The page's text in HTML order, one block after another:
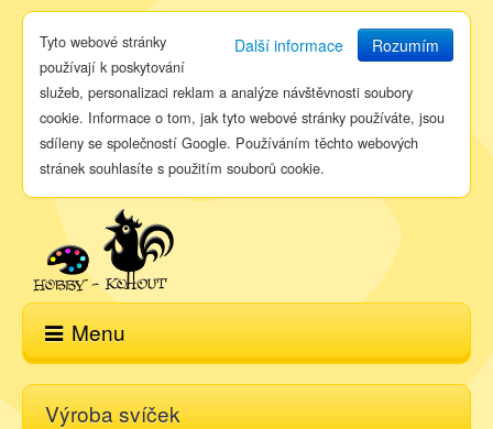
Další informace Rozumím
Tyto webové stránky
používají k poskytování
služeb, personalizaci reklam a analýze návštěvnosti soubory
cookie. Informace o tom, jak tyto webové stránky používáte, jsou
sdíleny se společností Google. Používáním těchto webových
stránek souhlasíte s použitím souborů cookie.
Menu
Domů
Výroba svíček